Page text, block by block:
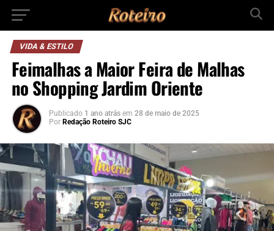
VIDA & ESTILO
Feimalhas a Maior Feira de Malhas
no Shopping Jardim Oriente
Publicado 1 ano atrás em 28 de maio de 2025
Por Redação Roteiro SJC